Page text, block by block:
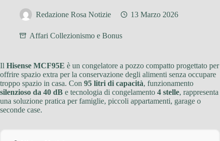
Redazione Rosa Notizie 13 Marzo 2026
Affari Collezionismo e Bonus
Il Hisense MCF95E è un congelatore a pozzo compatto progettato per
offrire spazio extra per la conservazione degli alimenti senza occupare
troppo spazio in casa. Con 95 litri di capacità, funzionamento
silenzioso da 40 dB e tecnologia di congelamento 4 stelle, rappresenta
una soluzione pratica per famiglie, piccoli appartamenti, garage o
seconde case.